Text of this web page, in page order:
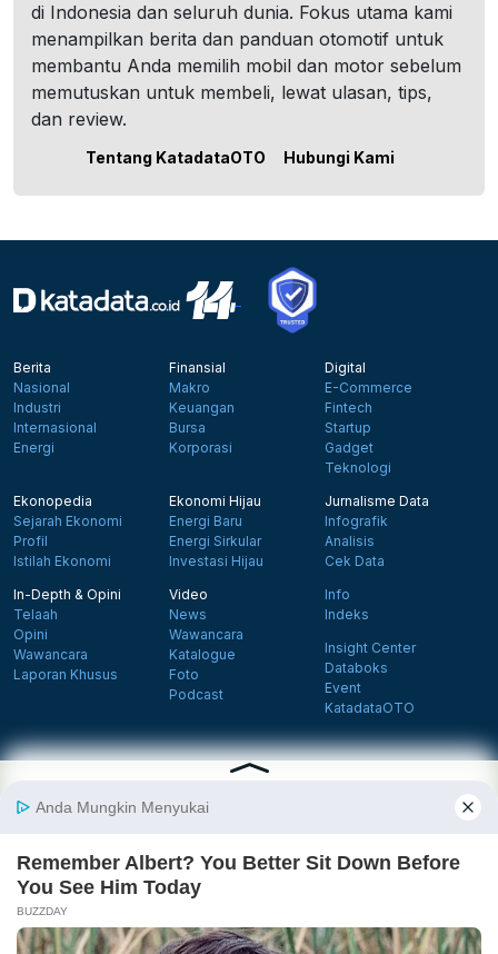
di Indonesia dan seluruh dunia. Fokus utama kami
menampilkan berita dan panduan otomotif untuk
membantu Anda memilih mobil dan motor sebelum
memutuskan untuk membeli, lewat ulasan, tips,
dan review.
Tentang KatadataOTO Hubungi Kami
Berita
Nasional
Industri
Internasional
Energi
Finansial
Makro
Keuangan
Bursa
Korporasi
Digital
E-Commerce
Fintech
Startup
Gadget
Teknologi
Ekonopedia
Sejarah Ekonomi
Profil
Istilah Ekonomi
Ekonomi Hijau
Energi Baru
Energi Sirkular
Investasi Hijau
Jurnalisme Data
Infografik
Analisis
Cek Data
In-Depth & Opini
Telaah
Opini
Wawancara
Laporan Khusus
Video
News
Wawancara
Katalogue
Foto
Podcast
Info
Indeks
Insight Center
Databoks
Event
KatadataOTO
Follow us on Facebook